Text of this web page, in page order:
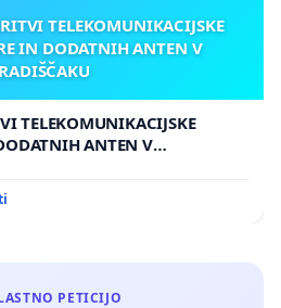
TELEKOMUNIKACIJSKE
IN DODATNIH ANTEN V
TELEKOMUNIKACIJSKE
ANTEN V
PETICIJO